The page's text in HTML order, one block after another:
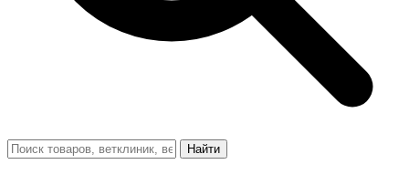
Найти